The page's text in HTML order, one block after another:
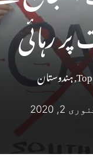
رہائی
,ہندوستان
2, 2020